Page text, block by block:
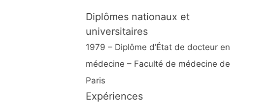
Diplômes nationaux et
universitaires
1979 – Diplôme d’État de docteur en
médecine – Faculté de médecine de
Paris
Expériences